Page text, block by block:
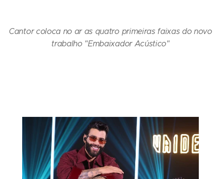
Cantor coloca no ar as quatro primeiras faixas do novo
trabalho "Embaixador Acústico"